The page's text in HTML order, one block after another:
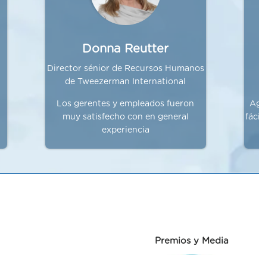
Donna Reutter
Director sénior de Recursos Humanos
de Tweezerman International
Los gerentes y empleados fueron
muy satisfecho con en general
experiencia
Premios y Media